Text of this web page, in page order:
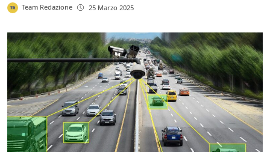
Team Redazione 25 Marzo 2025